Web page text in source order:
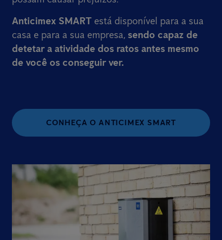
Anticimex SMART está disponível para a sua
casa e para a sua empresa, sendo capaz de
detetar a atividade dos ratos antes mesmo
de você os conseguir ver.
CONHEÇA O ANTICIMEX SMART